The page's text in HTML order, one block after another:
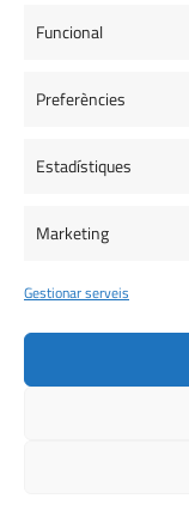
Funcional
Preferències
Estadístiques
Marketing
Gestionar serveis